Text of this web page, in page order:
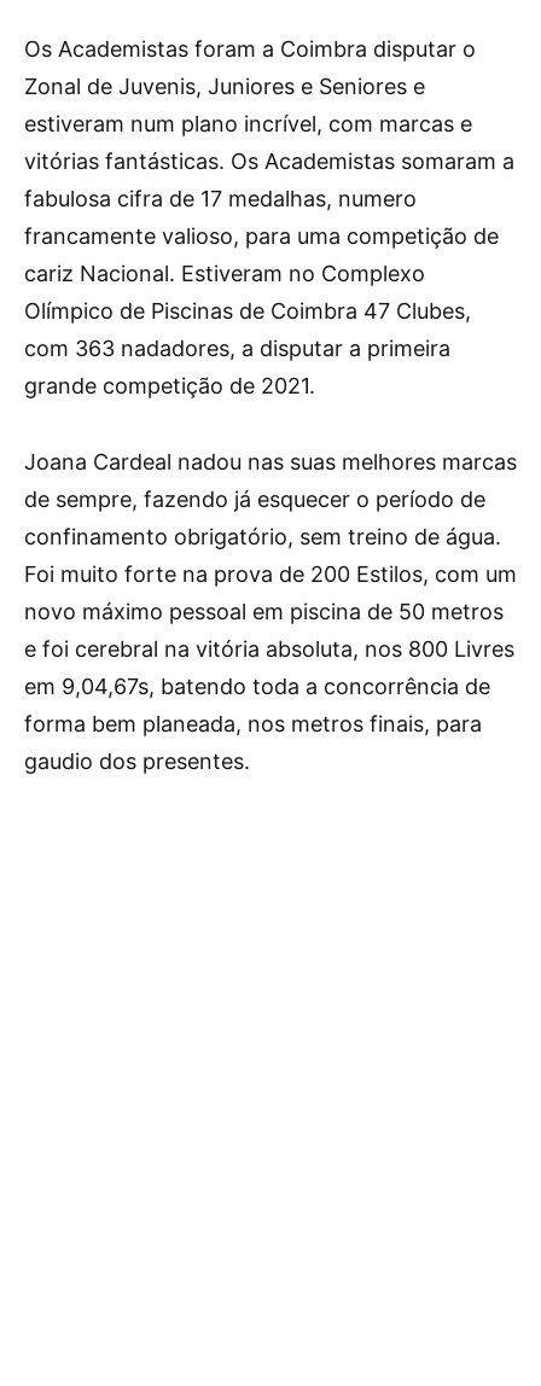
Os Academistas foram a Coimbra disputar o
Zonal de Juvenis, Juniores e Seniores e
estiveram num plano incrível, com marcas e
vitórias fantásticas. Os Academistas somaram a
fabulosa cifra de 17 medalhas, numero
francamente valioso, para uma competição de
cariz Nacional. Estiveram no Complexo
Olímpico de Piscinas de Coimbra 47 Clubes,
com 363 nadadores, a disputar a primeira
grande competição de 2021.
Joana Cardeal nadou nas suas melhores marcas
de sempre, fazendo já esquecer o período de
confinamento obrigatório, sem treino de água.
Foi muito forte na prova de 200 Estilos, com um
novo máximo pessoal em piscina de 50 metros
e foi cerebral na vitória absoluta, nos 800 Livres
em 9,04,67s, batendo toda a concorrência de
forma bem planeada, nos metros finais, para
gaudio dos presentes.